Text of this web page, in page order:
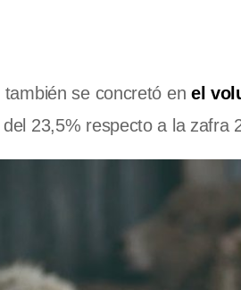
se concretó en el
23,5% respecto a la zafra